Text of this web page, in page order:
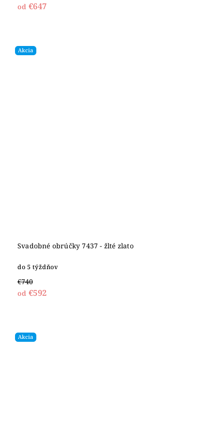
od €647
Akcia
Svadobné obrúčky 7437 - žlté zlato
do 5 týždňov
€740
od €592
Akcia